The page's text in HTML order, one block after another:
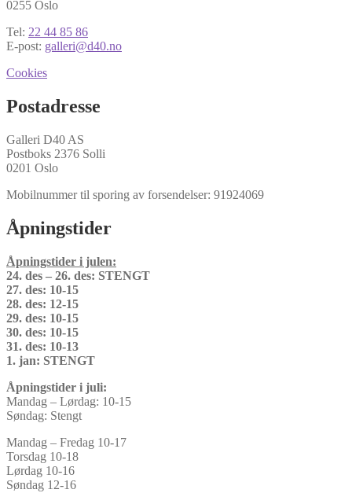
0255 Oslo
Tel: 22 44 85 86
E-post: galleri@d40.no
Cookies
Postadresse
Galleri D40 AS
Postboks 2376 Solli
0201 Oslo
Mobilnummer til sporing av forsendelser: 91924069
Åpningstider
Åpningstider i julen:
24. des – 26. des: STENGT
27. des: 10-15
28. des: 12-15
29. des: 10-15
30. des: 10-15
31. des: 10-13
1. jan: STENGT
Åpningstider i juli:
Mandag – Lørdag: 10-15
Søndag: Stengt
Mandag – Fredag 10-17
Torsdag 10-18
Lørdag 10-16
Søndag 12-16